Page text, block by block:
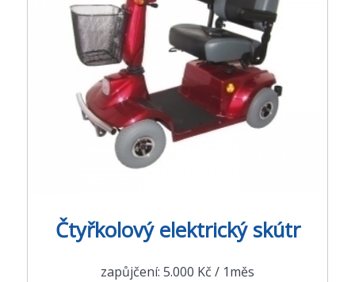
Čtyřkolový elektrický skútr
zapůjčení: 5.000 Kč / 1měs